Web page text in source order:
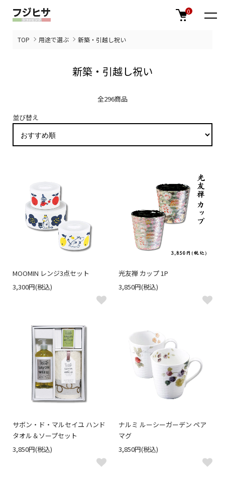
0
TOP 用途で選ぶ 新築・引越し祝い
新築・引越し祝い
全296商品
並び替え
MOOMIN レンジ3点セット
3,300円(税込)
光友禅 カップ 1P
3,850円(税込)
サボン・ド・マルセイユ ハンド
タオル＆ソープセット
3,850円(税込)
ナルミ ルーシーガーデン ペア
マグ
3,850円(税込)